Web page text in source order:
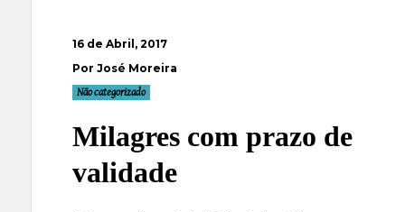
16 de Abril, 2017
Por José Moreira
Não categorizado
Milagres com prazo de
validade